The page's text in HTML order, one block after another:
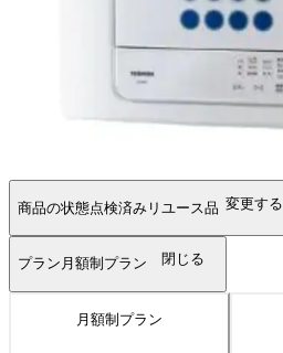
商品の状態点検済みリユース品 変更する
プラン 月額制プラン 閉じる
月額制プラン